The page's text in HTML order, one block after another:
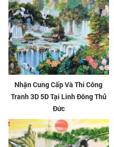
Nhận Cung Cấp Và Thi Công
Tranh 3D 5D Tại Linh Đông Thủ
Đức